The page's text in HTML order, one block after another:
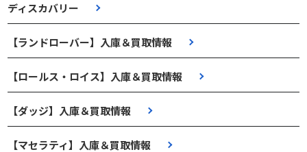
ディスカバリー
【ランドローバー】入庫＆買取情報
【ロールス・ロイス】入庫＆買取情報
【ダッジ】入庫＆買取情報
【マセラティ】入庫＆買取情報